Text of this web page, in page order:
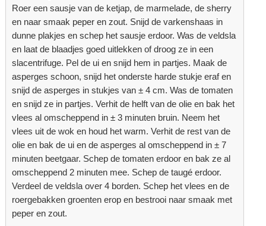
Roer een sausje van de ketjap, de marmelade, de sherry
en naar smaak peper en zout. Snijd de varkenshaas in
dunne plakjes en schep het sausje erdoor. Was de veldsla
en laat de blaadjes goed uitlekken of droog ze in een
slacentrifuge. Pel de ui en snijd hem in partjes. Maak de
asperges schoon, snijd het onderste harde stukje eraf en
snijd de asperges in stukjes van ± 4 cm. Was de tomaten
en snijd ze in partjes. Verhit de helft van de olie en bak het
vlees al omscheppend in ± 3 minuten bruin. Neem het
vlees uit de wok en houd het warm. Verhit de rest van de
olie en bak de ui en de asperges al omscheppend in ± 7
minuten beetgaar. Schep de tomaten erdoor en bak ze al
omscheppend 2 minuten mee. Schep de taugé erdoor.
Verdeel de veldsla over 4 borden. Schep het vlees en de
roergebakken groenten erop en bestrooi naar smaak met
peper en zout.